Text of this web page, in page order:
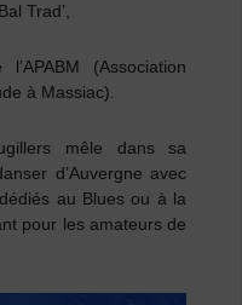
Trad’,
(Association
à Massiac).
mêle dans sa
d’Auvergne avec
au Blues ou à la
pour les amateurs de